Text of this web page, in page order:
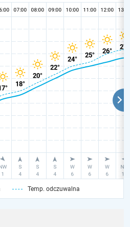
Temp. odczuwalna